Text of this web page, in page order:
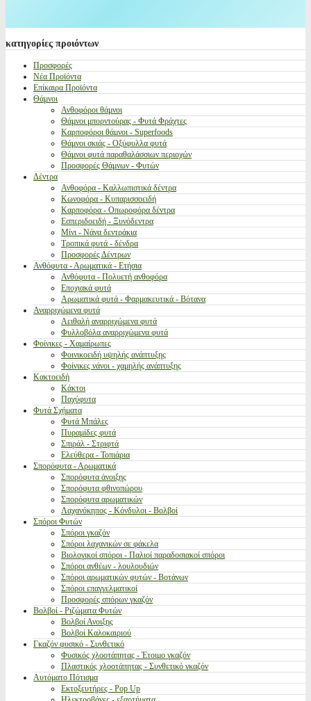
κατηγορίες προιόντων
Προσφορές
Νέα Προϊόντα
Επίκαιρα Προϊόντα
Θάμνοι
Ανθοφόροι θάμνοι
Θάμνοι μπορντούρας - Φυτά Φράχτες
Καρποφόροι θάμνοι - Superfoods
Θάμνοι σκιάς - Οξύφυλλα φυτά
Θάμνοι φυτά παραθαλάσσιων περιοχών
Προσφορές Θάμνων - Φυτών
Δέντρα
Ανθοφόρα - Καλλωπιστικά δέντρα
Κωνοφόρα - Κυπαρισσοειδή
Καρποφόρα - Οπωροφόρα δέντρα
Εσπεριδοειδή - Ξυνόδεντρα
Μίνι - Νάνα δεντράκια
Τροπικά φυτά - δένδρα
Προσφορές Δέντρων
Ανθόφυτα - Αρωματικά - Ετήσια
Ανθόφυτα - Πολυετή ανθοφόρα
Εποχιακά φυτά
Αρωματικά φυτά - Φαρμακευτικά - Βότανα
Αναρριχώμενα φυτά
Αειθαλή αναρριχώμενα φυτά
Φυλλοβόλα αναρριχώμενα φυτά
Φοίνικες - Χαμαίρωπες
Φοινικοειδή υψηλής ανάπτυξης
Φοίνικες νάνοι - χαμηλής ανάπτυξης
Κακτοειδή
Κάκτοι
Παχύφυτα
Φυτά Σχήματα
Φυτά Μπάλες
Πυραμίδες φυτά
Σπιράλ - Στριφτά
Ελεύθερα - Τοπιάρια
Σπορόφυτα - Αρωματικά
Σπορόφυτα άνοιξης
Σπορόφυτα φθινοπώρου
Σπορόφυτα αρωματικών
Λαχανόκηπος - Κόνδυλοι - Βολβοί
Σπόροι Φυτών
Σπόροι γκαζόν
Σπόροι λαχανικών σε φάκελα
Βιολογικοί σπόροι - Παλιοί παραδοσιακοί σπόροι
Σπόροι ανθέων - λουλουδιών
Σπόροι αρωματικών φυτών - Βοτάνων
Σπόροι επαγγελματικοί
Προσφορές σπόρων γκαζόν
Βολβοί - Ριζώματα Φυτών
Βολβοί Ανοιξης
Βολβοί Καλοκαιριού
Γκαζόν φυσικό - Συνθετικό
Φυσικός χλοοτάπητας - Έτοιμο γκαζόν
Πλαστικός χλοοτάπητας - Συνθετικό γκαζόν
Αυτόματο Πότισμα
Εκτοξευτήρες - Pop Up